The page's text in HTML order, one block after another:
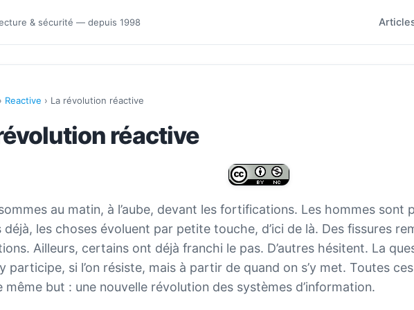
& sécurité — depuis 1998
› Reactive › La révolution réactive
réactive
au matin, à l’aube, devant les fortifications. Les hommes sont
déjà, les choses évoluent par petite touche, d’ici de là. Des fissures
Ailleurs, certains ont déjà franchi le pas. D’autres hésitent. La
y participe, si l’on résiste, mais à partir de quand on s’y met. Toutes
même but : une nouvelle révolution des systèmes d’information.